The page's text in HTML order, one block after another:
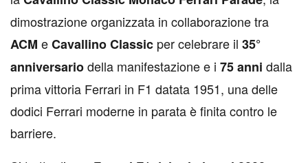
dimostrazione organizzata in collaborazione tra
ACM eCavallino Classic per celebrare il 35°
anniversariodella manifestazione e i 75 anni dalla
prima vittoria Ferrari in F1 datata 1951, una delle
dodici Ferrari moderne in parata è finita contro le
barriere.